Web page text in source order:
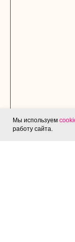
Мы используем
работу сайта.